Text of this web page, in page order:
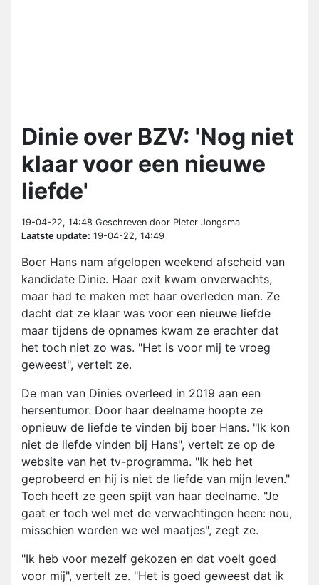
Dinie over BZV: 'Nog niet
klaar voor een nieuwe
liefde'
19-04-22, 14:48 Geschreven door Pieter Jongsma
Laatste update: 19-04-22, 14:49
Boer Hans nam afgelopen weekend afscheid van
kandidate Dinie. Haar exit kwam onverwachts,
maar had te maken met haar overleden man. Ze
dacht dat ze klaar was voor een nieuwe liefde
maar tijdens de opnames kwam ze erachter dat
het toch niet zo was. "Het is voor mij te vroeg
geweest", vertelt ze.
De man van Dinies overleed in 2019 aan een
hersentumor. Door haar deelname hoopte ze
opnieuw de liefde te vinden bij boer Hans. "Ik kon
niet de liefde vinden bij Hans", vertelt ze op de
website van het tv-programma. "Ik heb het
geprobeerd en hij is niet de liefde van mijn leven."
Toch heeft ze geen spijt van haar deelname. "Je
gaat er toch wel met de verwachtingen heen: nou,
misschien worden we wel maatjes", zegt ze.
"Ik heb voor mezelf gekozen en dat voelt goed
voor mij", vertelt ze. "Het is goed geweest dat ik